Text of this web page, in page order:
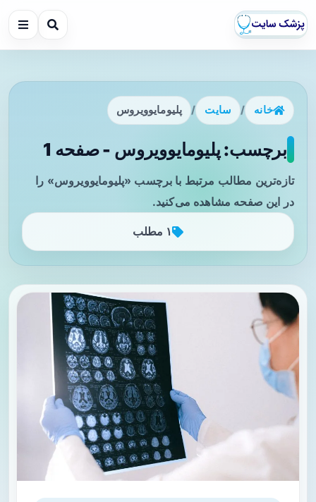
خانه / سایت / پلیومایوویروس
برچسب: پلیومایوویروس - صفحه 1
تازه‌ترین مطالب مرتبط با برچسب «پلیومایوویروس» را
در این صفحه مشاهده می‌کنید.
۱ مطلب